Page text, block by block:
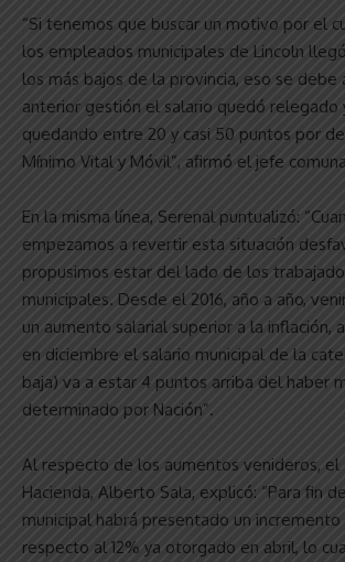
“Si tenemos que buscar un motivo por el
los empleados municipales de Lincoln
los más bajos de la provincia, eso se debe
anterior gestión el salario quedó relegado
quedando entre 20 y casi 50 puntos por
Mínimo Vital y Móvil”, afirmó el jefe
En la misma línea, Serenal puntualizó:
empezamos a revertir esta situación
propusimos estar del lado de los
municipales. Desde el 2016, año a año,
un aumento salarial superior a la inflación,
en diciembre el salario municipal de la
baja) va a estar 4 puntos arriba del haber
determinado por Nación”.
Al respecto de los aumentos venideros, el
Hacienda, Alberto Sala, explicó: “Para fin
municipal habrá presentado un
respecto al 12% ya otorgado en abril, lo